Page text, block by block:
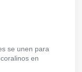
se unen para
en